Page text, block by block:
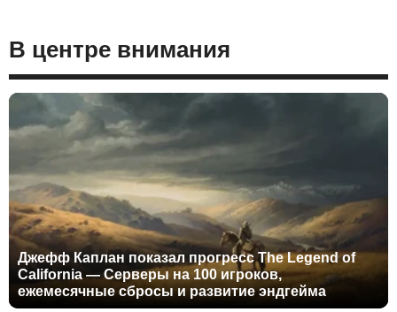
В центре внимания
Джефф Каплан показал прогресс The Legend of
California — Серверы на 100 игроков,
ежемесячные сбросы и развитие эндгейма